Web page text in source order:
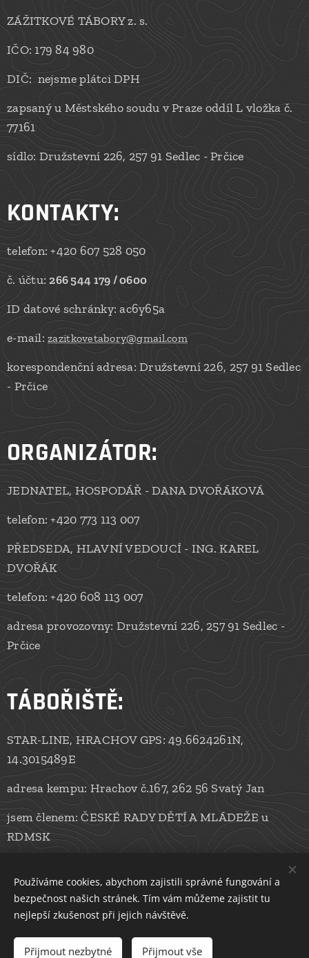
ZÁŽITKOVÉ TÁBORY z. s.
IČO: 179 84 980
DIČ: nejsme plátci DPH
zapsaný u Městského soudu v Praze oddíl L vložka č.
77161
sídlo: Družstevní 226, 257 91 Sedlec - Prčice
KONTAKTY:
telefon: +420 607 528 050
č. účtu:266 544 179 / 0600
ID datové schránky: ac6y65a
e-mail:zazitkovetabory@gmail.com
korespondenční adresa: Družstevní 226, 257 91 Sedlec
- Prčice
ORGANIZÁTOR:
JEDNATEL, HOSPODÁŘ - DANA DVOŘÁKOVÁ
telefon: +420 773 113 007
PŘEDSEDA, HLAVNÍ VEDOUCÍ - ING. KAREL
DVOŘÁK
telefon: +420 608 113 007
adresa provozovny: Družstevní 226, 257 91 Sedlec -
Prčice
TÁBOŘIŠTĚ:
STAR-LINE, HRACHOV GPS: 49.6624261N,
14.3015489E
adresa kempu: Hrachov č.167, 262 56 Svatý Jan
jsem členem: ČESKÉ RADY DĚTÍ A MLÁDEŽE u
RDMSK
FOTOGALERIE -ZONERAMA
Používáme cookies, abychom zajistili správné fungování a
bezpečnost našich stránek. Tím vám můžeme zajistit tu
nejlepší zkušenost při jejich návštěvě.
Přijmout nezbytné Přijmout vše